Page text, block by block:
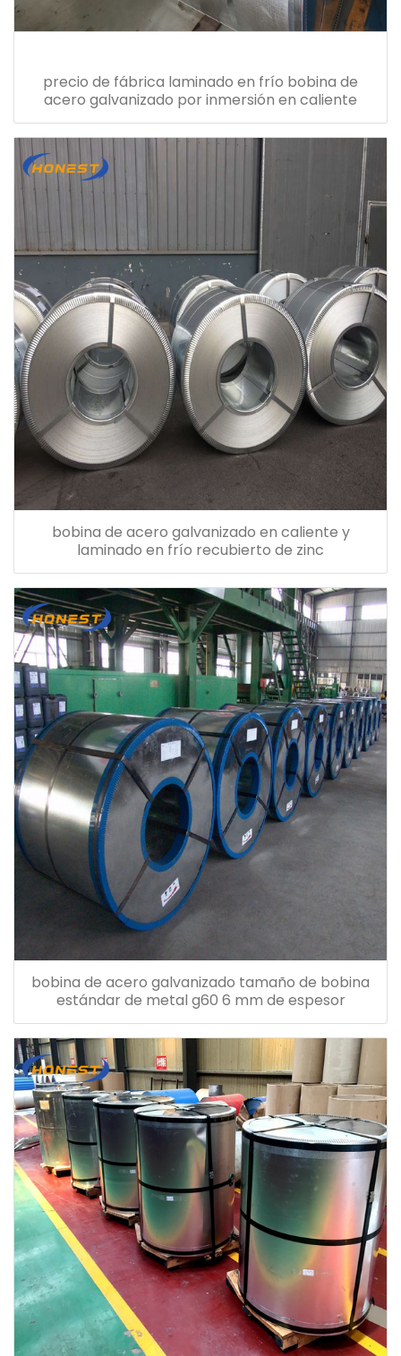
precio de fábrica laminado en frío bobina de
acero galvanizado por inmersión en caliente
bobina de acero galvanizado en caliente y
laminado en frío recubierto de zinc
bobina de acero galvanizado tamaño de bobina
estándar de metal g60 6 mm de espesor